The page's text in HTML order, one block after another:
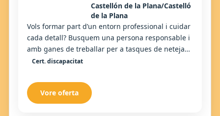
Castellón de la Plana/Castelló
de la Plana
Vols formar part d’un entorn professional i cuidar
cada detall? Busquem una persona responsable i
amb ganes de treballar per a tasques de neteja
en una clínica sanitària. Si valores l’ord...
Cert. discapacitat
Vore oferta